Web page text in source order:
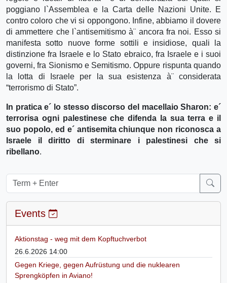
poggiano l`Assemblea e la Carta delle Nazioni Unite. E
contro coloro che vi si oppongono. Infine, abbiamo il dovere
di ammettere che l`antisemitismo à¨ ancora fra noi. Esso si
manifesta sotto nuove forme sottili e insidiose, quali la
distinzione fra Israele e lo Stato ebraico, fra Israele e i suoi
governi, fra Sionismo e Semitismo. Oppure rispunta quando
la lotta di Israele per la sua esistenza à¨ considerata
“terrorismo di Stato”.
In pratica e´ lo stesso discorso del macellaio Sharon: e´
terrorisa ogni palestinese che difenda la sua terra e il
suo popolo, ed e´ antisemita chiunque non riconosca a
Israele il diritto di sterminare i palestinesi che si
ribellano.
Events
Aktionstag - weg mit dem Kopftuchverbot
26.6.2026 14:00
Gegen Kriege, gegen Aufrüstung und die nuklearen
Sprengköpfen in Aviano!